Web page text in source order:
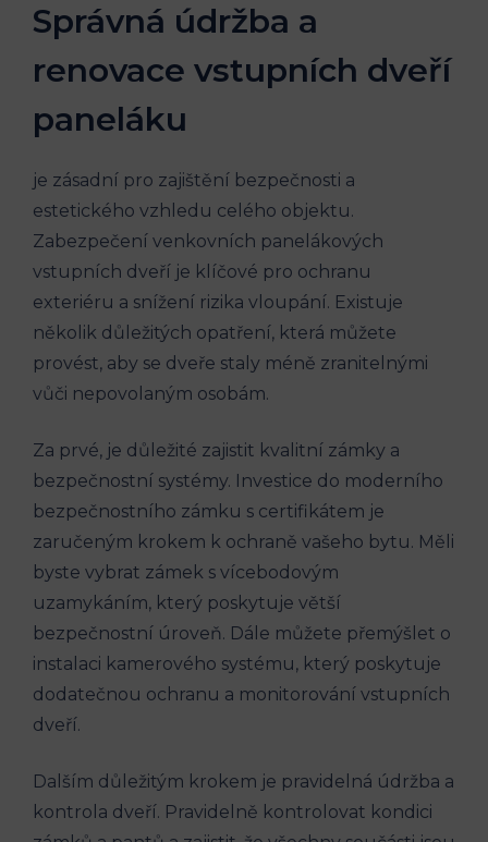
Správná údržba a
renovace vstupních dveří
paneláku
je zásadní pro zajištění bezpečnosti a
estetického vzhledu celého objektu.
Zabezpečení venkovních panelákových
vstupních dveří je klíčové pro ochranu
exteriéru a snížení rizika vloupání. Existuje
několik důležitých opatření, která můžete
provést, aby se dveře staly méně zranitelnými
vůči nepovolaným osobám.
Za prvé, je důležité zajistit kvalitní zámky a
bezpečnostní systémy. Investice do moderního
bezpečnostního zámku s certifikátem je
zaručeným krokem k ochraně vašeho bytu. Měli
byste vybrat zámek s vícebodovým
uzamykáním, který poskytuje větší
bezpečnostní úroveň. Dále můžete přemýšlet o
instalaci kamerového systému, který poskytuje
dodatečnou ochranu a monitorování vstupních
dveří.
Dalším důležitým krokem je pravidelná údržba a
kontrola dveří. Pravidelně kontrolovat kondici